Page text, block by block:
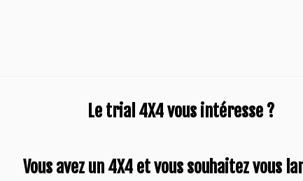
Le trial 4X4 vous intéresse ?
Vous avez un 4X4 et vous souhaitez vous